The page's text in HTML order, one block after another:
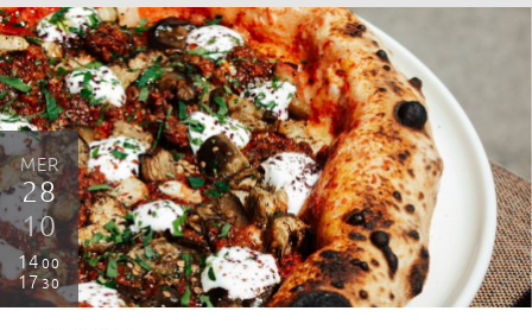
MER
28
10
1400
1730